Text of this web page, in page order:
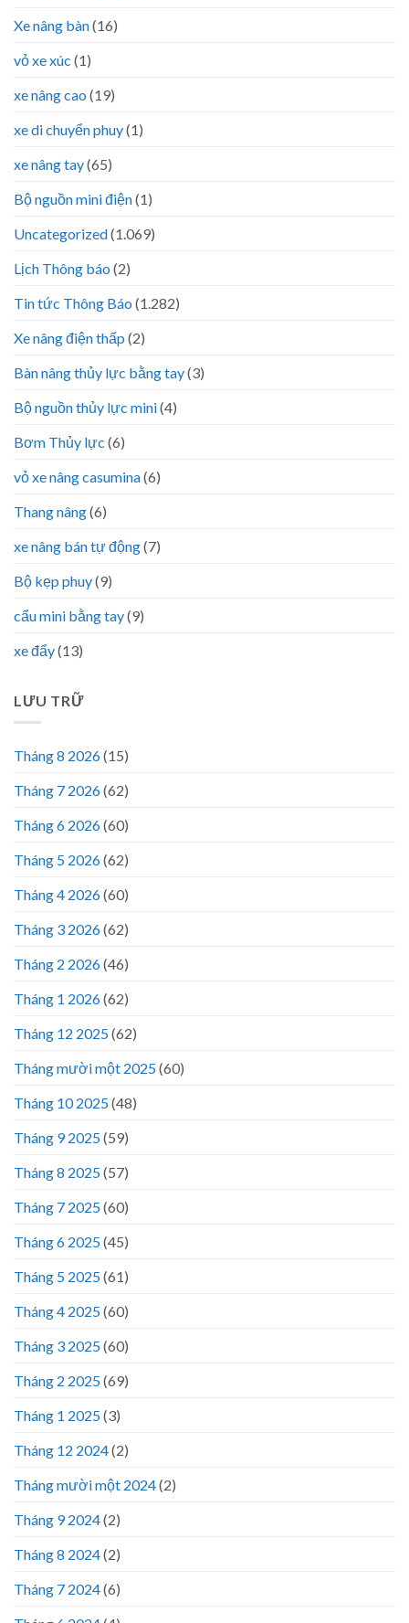
Xe nâng bàn(16)
vỏ xe xúc (1)
xe nâng cao (19)
xe di chuyển phuy(1)
xe nâng tay(65)
Bộ nguồn mini điện(1)
Uncategorized(1.069)
Lịch Thông báo (2)
Tin tức Thông Báo (1.282)
Xe nâng điện thấp (2)
Bàn nâng thủy lực bằng tay(3)
Bộ nguồn thủy lực mini(4)
Bơm Thủy lực (6)
vỏ xe nâng casumina(6)
Thang nâng(6)
xe nâng bán tự động(7)
Bộ kẹp phuy(9)
cẩu mini bằng tay(9)
xe đẩy(13)
LƯU TRỮ
Tháng 8 2026(15)
Tháng 7 2026(62)
Tháng 6 2026(60)
Tháng 5 2026(62)
Tháng 4 2026(60)
Tháng 3 2026(62)
Tháng 2 2026(46)
Tháng 1 2026(62)
Tháng 12 2025(62)
Tháng mười một 2025(60)
Tháng 10 2025(48)
Tháng 9 2025(59)
Tháng 8 2025(57)
Tháng 7 2025(60)
Tháng 6 2025(45)
Tháng 5 2025(61)
Tháng 4 2025(60)
Tháng 3 2025(60)
Tháng 2 2025(69)
Tháng 1 2025(3)
Tháng 12 2024(2)
Tháng mười một 2024(2)
Tháng 9 2024(2)
Tháng 8 2024(2)
Tháng 7 2024(6)